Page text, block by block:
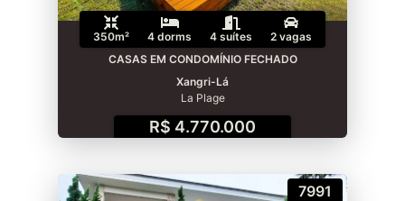
350m² 4 dorms 4 suítes
2 vagas
CASAS EM CONDOMÍNIO FECHADO
Xangri-Lá
La Plage
R$ 4.770.000
7991